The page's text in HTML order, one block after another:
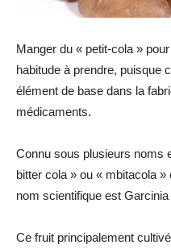
Manger du « petit-cola »
habitude à prendre, puisque
élément de base dans la
médicaments.
Connu sous plusieurs noms
bitter cola » ou « mbitacola
nom scientifique est Garcinia
Ce fruit principalement